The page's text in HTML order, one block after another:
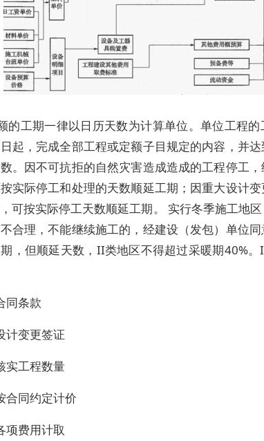
的工期一律以日历天数为计算单位。单位工程
起，完成全部工程或定额子目规定的内容，并
。因不可抗拒的自然灾害造成造成的工程停工
实际停工和处理的天数顺延工期；因重大设计变
可按实际停工天数顺延工期。 实行冬季施工地
合理，不能继续施工的，经建设（发包）单位
，但顺延天数，II类地区不得超过采暖期40%
同条款
计变更签证
实工程数量
合同约定计价
项费用计取